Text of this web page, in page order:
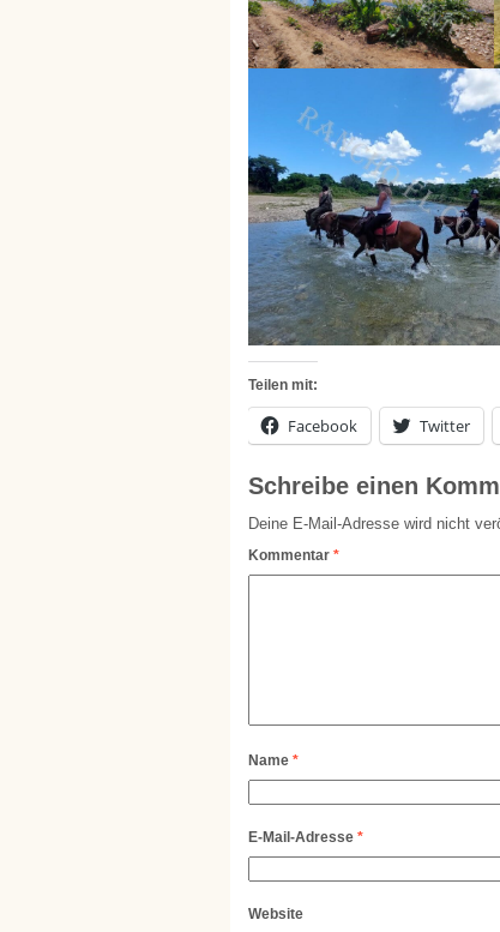
Teilen mit:
Facebook Twitter
Schreibe einen
Deine E-Mail-Adresse wird nicht
Kommentar *
Name *
E-Mail-Adresse *
Website